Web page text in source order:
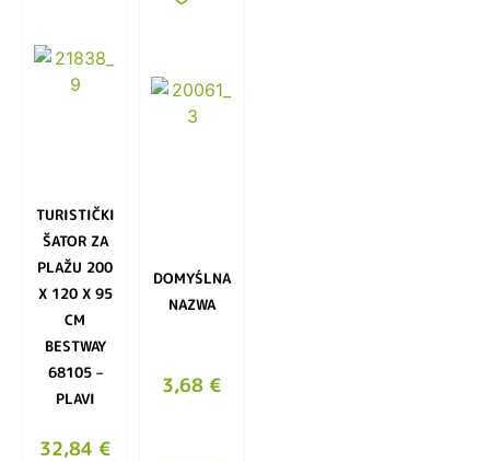
TURISTIČKI
ŠATOR ZA
PLAŽU 200
X 120 X 95
CM
BESTWAY
68105 –
PLAVI
32,84 €
DOMYŚLNA
NAZWA
3,68 €